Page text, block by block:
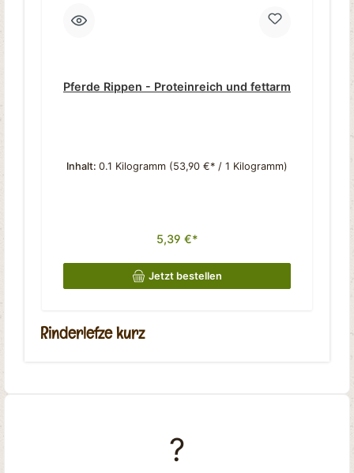
Pferde Rippen - Proteinreich und fettarm
Inhalt: 0.1 Kilogramm (53,90 €* / 1 Kilogramm)
5,39 €*
Jetzt bestellen
Rinderlefze kurz
?